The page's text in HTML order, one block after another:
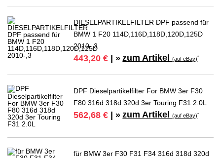
DIESELPARTIKELFILTER DPF passend für
BMW 1 F20 114D,116D,118D,120D,125D
2010-,3
443,20 € | » zum Artikel(auf eBay)*
DPF Dieselpartikelfilter For BMW 3er F30
F80 316d 318d 320d 3er Touring F31 2.0L
562,68 € | » zum Artikel(auf eBay)*
für BMW 3er F30 F31 F34 316d 318d 320d